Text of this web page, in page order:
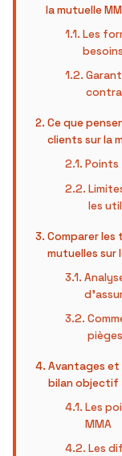
la mutuelle
Les
Ce que
clients sur la
Points
les
Comparer les
mutuelles sur
pièges
Avantages et
bilan objectif
Les
MMA
Les